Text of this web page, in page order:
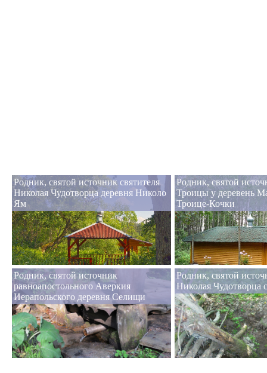
Родник, святой источник святителя
Николая Чудотворца деревня Николо
Ям
Родник, святой
Троицы у деревень
Троице-Кочки
Родник, святой источник
равноапостольного Аверкия
Иерапольского деревня Селищи
Родник, святой
Николая Чудотворца